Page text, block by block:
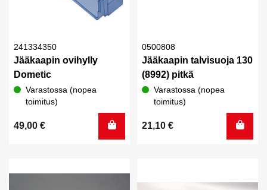
241334350
Jääkaapin ovihylly
Dometic
Varastossa (nopea
toimitus)
49,00 €
0500808
Jääkaapin talvisuoja 130
(8992) pitkä
Varastossa (nopea
toimitus)
21,10 €